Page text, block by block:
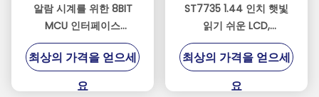
알람 시계를 위한 8BIT
MCU 인터페이스
128xRGBx128 햇빛 읽을
수 있는 TFT
최상의 가격을 얻으세
요
ST7735 1.44 인치 햇빛
읽기 쉬운 LCD,
400cd/M2 높은 광도
LCD 디스플레이
최상의 가격을 얻으세
요